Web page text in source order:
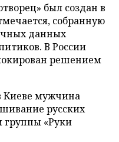
был создан в
собранную
данных
В России
решением
Киеве мужчина
русских
группы «Руки